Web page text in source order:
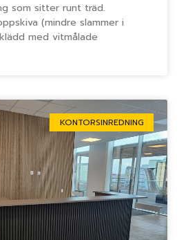
som sitter runt träd.
(mindre slammer i
med vitmålade
KONTORSINREDNING